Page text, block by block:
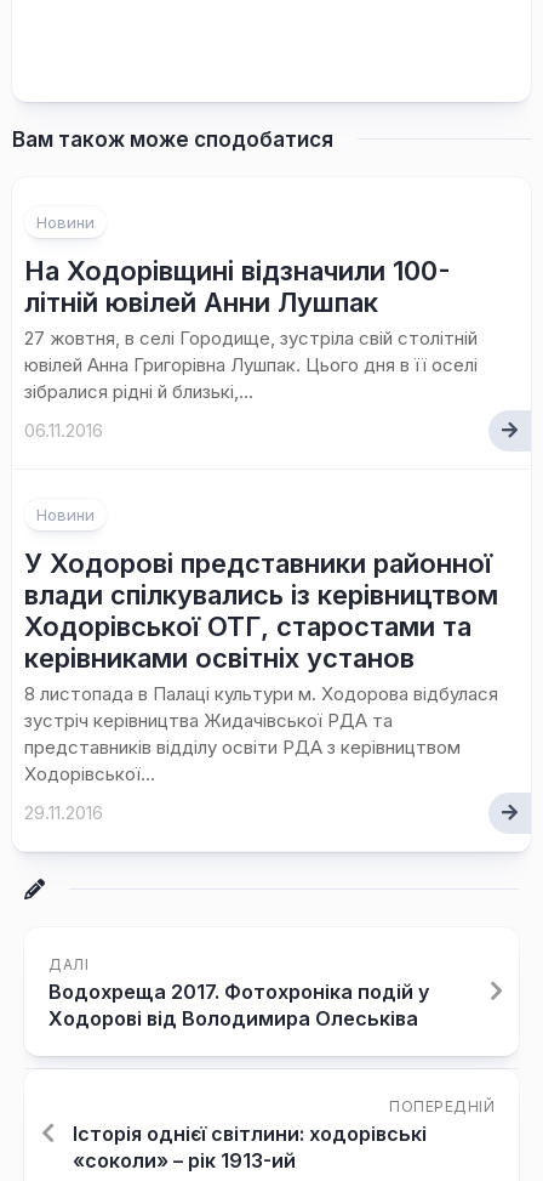
Вам також може сподобатися
Новини
На Ходорівщині відзначили 100-
літній ювілей Анни Лушпак
27 жовтня, в селі Городище, зустріла свій столітній
ювілей Анна Григорівна Лушпак. Цього дня в її оселі
зібралися рідні й близькі,...
06.11.2016
Новини
У Ходорові представники районної
влади спілкувались із керівництвом
Ходорівської ОТГ, старостами та
керівниками освітніх установ
8 листопада в Палаці культури м. Ходорова відбулася
зустріч керівництва Жидачівської РДА та
представників відділу освіти РДА з керівництвом
Ходорівської...
29.11.2016
ДАЛІ
Водохреща 2017. Фотохроніка подій у
Ходорові від Володимира Олеськіва
ПОПЕРЕДНІЙ
Історія однієї світлини: ходорівські
«соколи» – рік 1913-ий